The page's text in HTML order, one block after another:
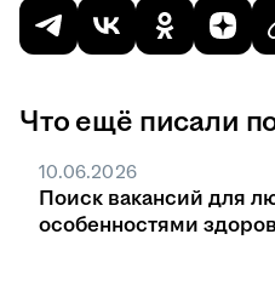
Что ещё писали
10.06.2026
Поиск вакансий для
особенностями